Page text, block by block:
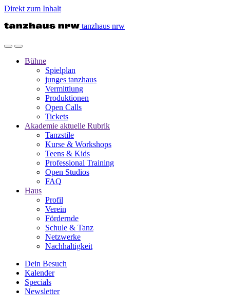
Direkt zum Inhalt
tanzhaus nrw
Bühne
Spielplan
junges tanzhaus
Vermittlung
Produktionen
Open Calls
Tickets
Akademie aktuelle Rubrik
Tanzstile
Kurse & Workshops
Teens & Kids
Professional Training
Open Studios
FAQ
Haus
Profil
Verein
Fördernde
Schule & Tanz
Netzwerke
Nachhaltigkeit
Dein Besuch
Kalender
Specials
Newsletter